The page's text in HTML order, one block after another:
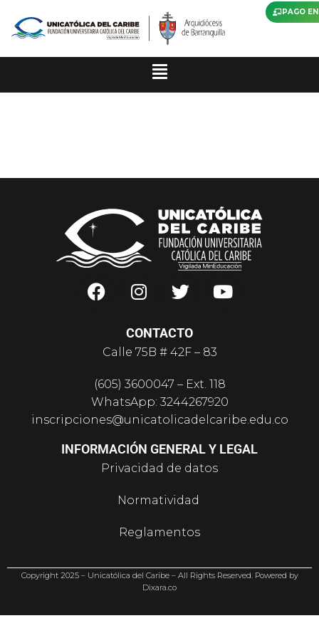
PAGO
CONTACTO
Calle 75B # 42F – 83
(605) 3600047 – Ext. 118
WhatsApp: 3244267920
inscripciones@unicatolicadelcaribe.edu.co
INFORMACIÓN GENERAL Y LEGAL
Privacidad de datos
Normatividad
Reglamentos
PQR
Copyright 2025– Unicatólica del Caribe –All Rights Reserved. Powered by
Dixara.co